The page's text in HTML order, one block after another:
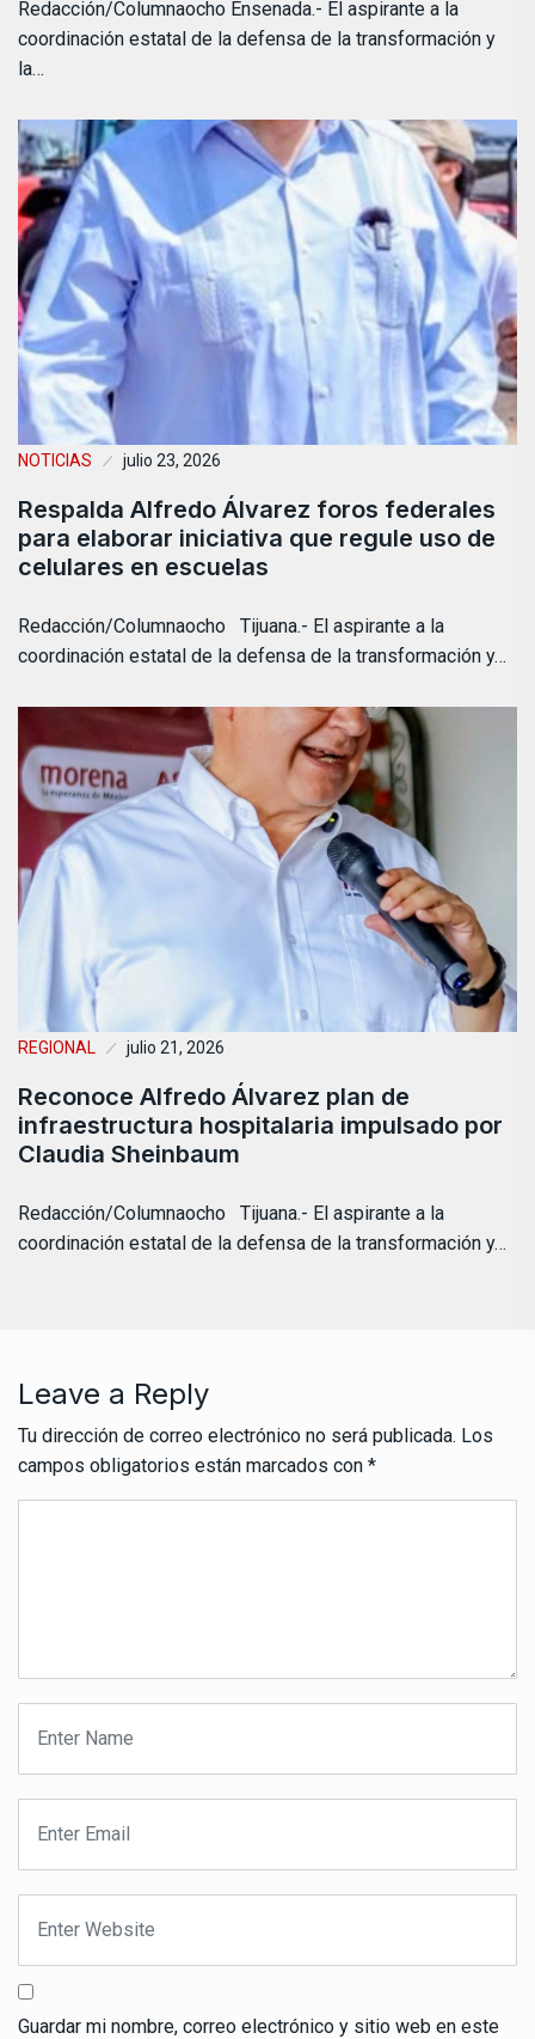
Redacción/Columnaocho Ensenada.- El aspirante a la
coordinación estatal de la defensa de la transformación y
la…
NOTICIAS julio 23, 2026
Respalda Alfredo Álvarez foros federales
para elaborar iniciativa que regule uso de
celulares en escuelas
Redacción/Columnaocho Tijuana.- El aspirante a la
coordinación estatal de la defensa de la transformación y…
REGIONAL julio 21, 2026
Reconoce Alfredo Álvarez plan de
infraestructura hospitalaria impulsado por
Claudia Sheinbaum
Redacción/Columnaocho Tijuana.- El aspirante a la
coordinación estatal de la defensa de la transformación y…
Leave a Reply
Tu dirección de correo electrónico no será publicada. Los
campos obligatorios están marcados con *
Guardar mi nombre, correo electrónico y sitio web en este